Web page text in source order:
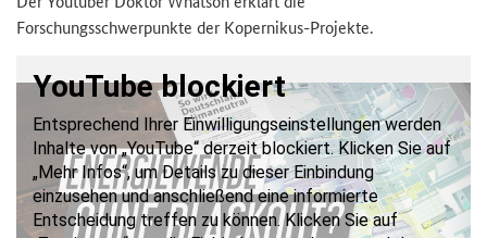
Forschungsschwerpunkte der Kopernikus-Projekte.